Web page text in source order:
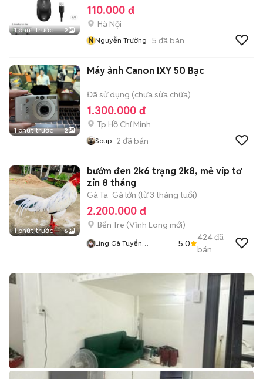
1 phút trước 2
110.000 đ
Hà Nội
NNguyễn Trường 5 đã bán
1 phút trước 2
Máy ảnh Canon IXY 50 Bạc
Đã sử dụng (chưa sửa chữa)
1.300.000 đ
Tp Hồ Chí Minh
Soup 2 đã bán
1 phút trước 6
bướm đen 2k6 trạng 2k8, mẻ vip tơ
zin 8 tháng
Gà Ta Gà lớn (từ 3 tháng tuổi)
2.200.000 đ
Bến Tre (Vĩnh Long mới)
Ling Gà Tuyển
5.0
424đã
bán